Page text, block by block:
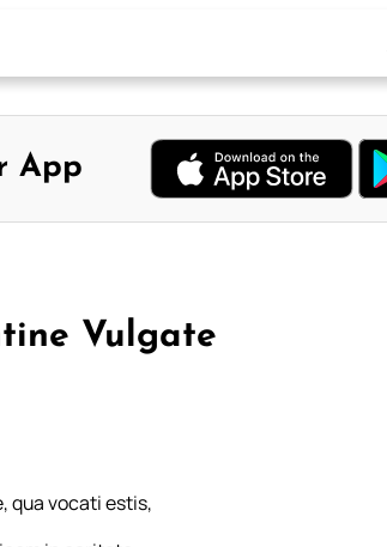
App
Vulgate
qua vocati estis,